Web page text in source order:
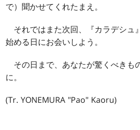
で）聞かせてくれたまえ。
それではまた次回、『カラデシュ
始める日にお会いしよう。
その日まで、あなたが驚くべきも
に。
(Tr. YONEMURA "Pao" Kaoru)